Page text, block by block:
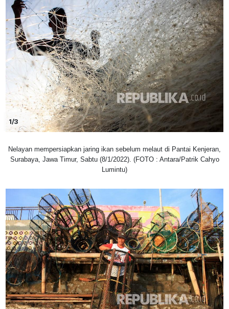
1/3
Nelayan mempersiapkan jaring ikan sebelum melaut di Pantai Kenjeran,
Surabaya, Jawa Timur, Sabtu (8/1/2022). (FOTO : Antara/Patrik Cahyo
Lumintu)